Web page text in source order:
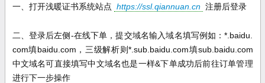
一、打开浅暖证书系统站点 https://ssl.qiannuan.cn 注册后登录
二、登录后左侧-在线下单，提交域名输入域名填写例如：*.baidu.
com填baidu.com，三级解析则*.sub.baidu.com填sub.baidu.com
中文域名可直接填写中文域名也是一样&下单成功后前往订单管理
进行下一步操作